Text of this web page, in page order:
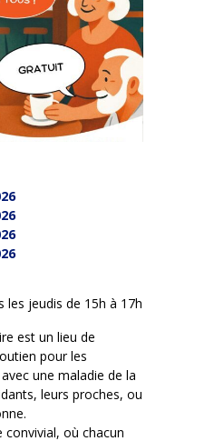
les jeudis de 15h à 17h
est un lieu de
pour les
une maladie de la
leurs proches, ou
convivial, où chacun